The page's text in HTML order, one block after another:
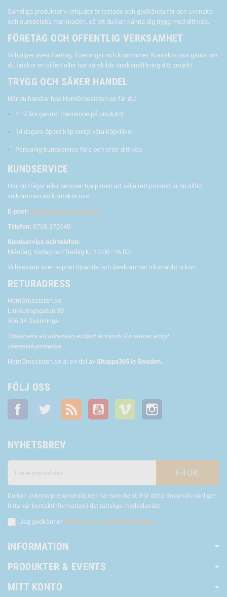
Samtliga produkter vi erbjuder är testade och godkända för den svenska
och europeiska marknaden, så att du kan känna dig trygg med ditt köp.
FÖRETAG OCH OFFENTLIG VERKSAMHET
Vi hjälper även företag, föreningar och kommuner. Kontakta oss gärna om
du önskar en offert eller har särskilda önskemål kring ditt projekt.
TRYGG OCH SÄKER HANDEL
När du handlar hos HemGrossisten.se får du:
1–2 års garanti (beroende på produkt)
14 dagars öppet köp enligt våra köpvillkor
Personlig kundservice före och efter ditt köp
KUNDSERVICE
Har du frågor eller behöver hjälp med att välja rätt produkt är du alltid
välkommen att kontakta oss.
E-post: info@hemgrossisten.se
Telefon: 0768-370140
Kundservice och telefon:
Måndag, tisdag och fredag kl. 10.00–16.00.
Vi besvarar även e-post löpande och återkommer så snabbt vi kan.
RETURADRESS
HemGrossisten.se
Linköpingsgatan 38
596 34 Skänninge
Observera att adressen endast används för returer enligt
överenskommelse.
HemGrossisten.se är en del av Shoppa365 in Sweden.
FÖLJ OSS
Facebook Twitter RSS YouTube Vimeo
NYHETSBREV
OK
Du kan avbryta prenumerationen när som helst. För detta ändamål, vänligen
hitta vår kontaktinformation i det rättsliga meddelandet.
Jag godkänner villkoren och sekretesspolicyen
INFORMATION
PRODUKTER & EVENTS
MITT KONTO